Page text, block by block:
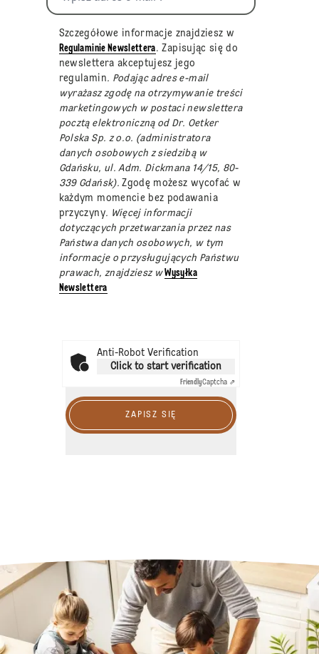
Szczegółowe informacje znajdziesz w
Regulaminie Newslettera. Zapisując się do
newslettera akceptujesz jego
regulamin. Podając adres e-mail
wyrażasz zgodę na otrzymywanie treści
marketingowych w postaci newslettera
pocztą elektroniczną od Dr. Oetker
Polska Sp. z o.o. (administratora
danych osobowych z siedzibą w
Gdańsku, ul. Adm. Dickmana 14/15, 80-
339 Gdańsk).Zgodę możesz wycofać w
każdym momencie bez podawania
przyczyny. Więcej informacji
dotyczących przetwarzania przez nas
Państwa danych osobowych, w tym
informacje o przysługujących Państwu
prawach, znajdziesz wWysyłka
Newslettera
Anti-Robot Verification
Click to start verification
FriendlyCaptcha ⇗
ZAPISZ SIĘ